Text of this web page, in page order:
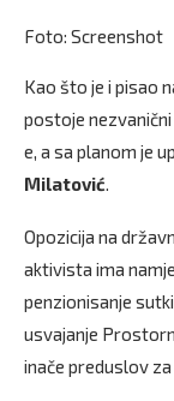
Foto: Screenshot
Kao što je i pisao
postoje
e, a sa planom je
Milatović.
Opozicija na
aktivista ima
penzionisanje
usvajanje
inače preduslov za